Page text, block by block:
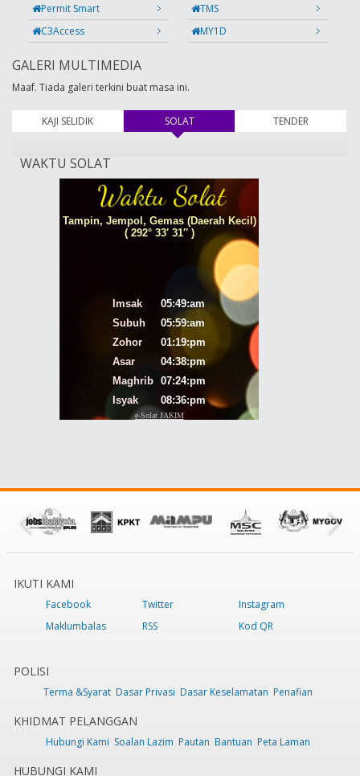
Permit Smart
TMS
C3Access
MY1D
GALERI MULTIMEDIA
Maaf. Tiada galeri terkini buat masa ini.
KAJI SELIDIK SOLAT(tab aktif) TENDER
WAKTU SOLAT
IKUTI KAMI
Facebook Twitter
Instagram
Maklumbalas
RSS Kod QR
POLISI
Terma &Syarat Dasar Privasi Dasar Keselamatan Penafian
KHIDMAT PELANGGAN
Hubungi Kami Soalan Lazim Pautan Bantuan Peta Laman
HUBUNGI KAMI